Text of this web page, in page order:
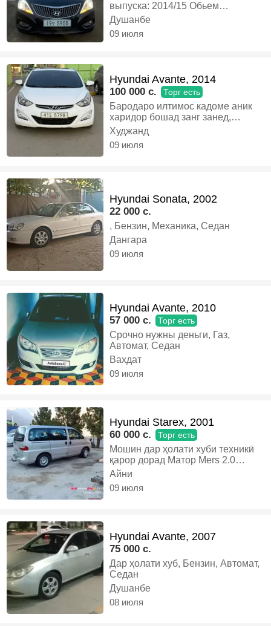
выпуска: 2014/15 Обьем
двигатель: 2.4 Бензин Пробег:
170*** МОШИН ДАР ХОЛАТИ
ХУБ КАРОР ДОРАД НАРХ БЕ
Автомат, Седан
Душанбе
09 июля
Hyundai Avante, 2014
100 000 c. Торг есть
Бародаро илтимос кадоме аник
харидор бошад занг занед,
Дизель, Автомат, Седан
Худжанд
09 июля
Hyundai Sonata, 2002
22 000 c.
, Бензин, Механика, Седан
Дангара
09 июля
Hyundai Avante, 2010
57 000 c. Торг есть
Срочно нужны деньги, Газ,
Автомат, Седан
Вахдат
09 июля
Hyundai Starex, 2001
60 000 c. Торг есть
Мошин дар ҳолати хуби техникӣ
қарор дорад Матор Mers 2.0
обемни Балон BMW 15r, Газ-
Айни
09 июля
Hyundai Avante, 2007
75 000 c.
Дар ҳолати хуб, Бензин, Автомат,
Седан
Душанбе
08 июля